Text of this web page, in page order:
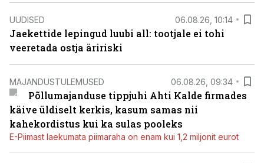
UUDISED 06.08.26, 10:14
Jaekettide lepingud luubi all: tootjale ei tohi
veeretada ostja äririski
MAJANDUSTULEMUSED 06.08.26, 09:34
Põllumajanduse tippjuhi Ahti Kalde firmades
käive üldiselt kerkis, kasum samas nii
kahekordistus kui ka sulas pooleks
E-Piimast laekumata piimaraha on enam kui 1,2 miljonit eurot